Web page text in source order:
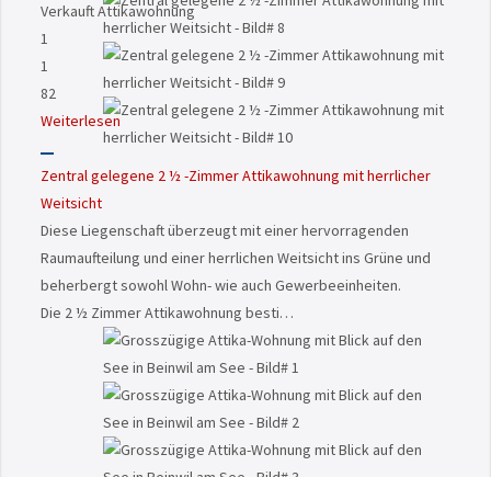
VerkauftAttikawohnung
1
1
82
Weiterlesen
Zentral gelegene 2 ½ -Zimmer Attikawohnung mit herrlicher
Weitsicht
Diese Liegenschaft überzeugt mit einer hervorragenden
Raumaufteilung und einer herrlichen Weitsicht ins Grüne und
beherbergt sowohl Wohn- wie auch Gewerbeeinheiten.
Die 2 ½ Zimmer Attikawohnung besti…